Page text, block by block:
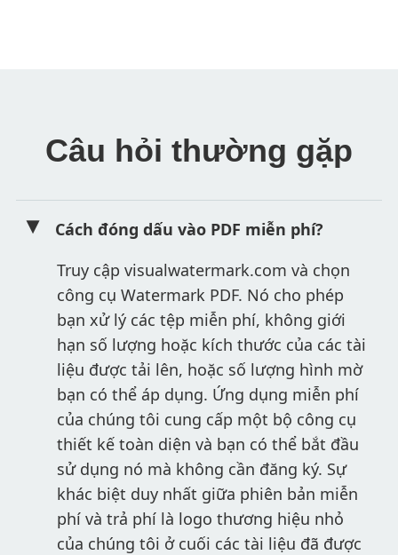
Câu hỏi thường gặp
Cách đóng dấu vào PDF miễn phí?
Truy cập visualwatermark.com và chọn
công cụ Watermark PDF. Nó cho phép
bạn xử lý các tệp miễn phí, không giới
hạn số lượng hoặc kích thước của các tài
liệu được tải lên, hoặc số lượng hình mờ
bạn có thể áp dụng. Ứng dụng miễn phí
của chúng tôi cung cấp một bộ công cụ
thiết kế toàn diện và bạn có thể bắt đầu
sử dụng nó mà không cần đăng ký. Sự
khác biệt duy nhất giữa phiên bản miễn
phí và trả phí là logo thương hiệu nhỏ
của chúng tôi ở cuối các tài liệu đã được